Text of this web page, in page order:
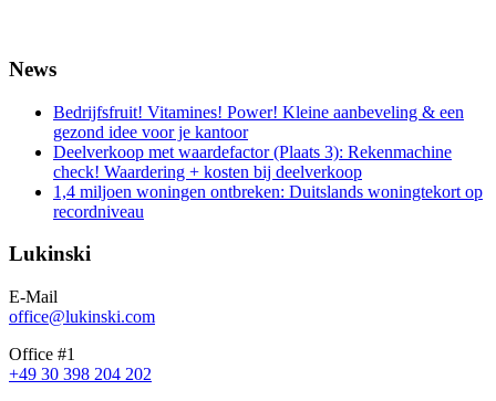
News
Bedrijfsfruit! Vitamines! Power! Kleine aanbeveling & een
gezond idee voor je kantoor
Deelverkoop met waardefactor (Plaats 3): Rekenmachine
check! Waardering + kosten bij deelverkoop
1,4 miljoen woningen ontbreken: Duitslands woningtekort op
recordniveau
Lukinski
E-Mail
office@lukinski.com
Office #1
+49 30 398 204 202